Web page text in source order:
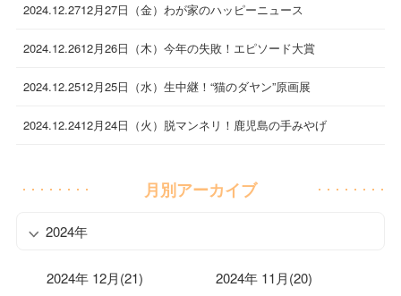
2024.12.2712月27日（金）わが家のハッピーニュース
2024.12.2612月26日（木）今年の失敗！エピソード大賞
2024.12.2512月25日（水）生中継！“猫のダヤン”原画展
2024.12.2412月24日（火）脱マンネリ！鹿児島の手みやげ
月別アーカイブ
2024年
2024年 12月(21) 2024年 11月(20)